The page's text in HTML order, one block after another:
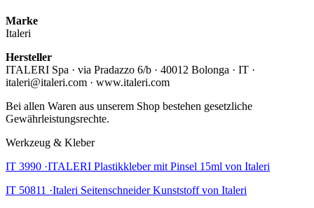
Marke
Italeri
Hersteller
ITALERI Spa · via Pradazzo 6/b · 40012 Bolonga · IT ·
italeri@italeri.com · www.italeri.com
Bei allen Waren aus unserem Shop bestehen gesetzliche
Gewährleistungsrechte.
Werkzeug & Kleber
IT 3990 ·ITALERI Plastikkleber mit Pinsel 15ml von Italeri
IT 50811 ·Italeri Seitenschneider Kunststoff von Italeri